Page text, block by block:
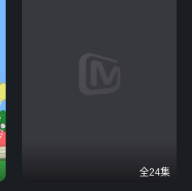
全24集